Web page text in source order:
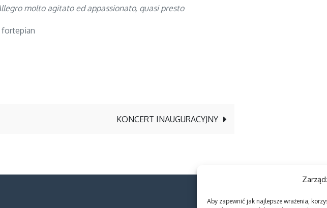
Aby zapewnić jak najlepsze wrażenia,
molto agitato ed appassionato, quasi presto
fortepian
KONCERT INAUGURACYJNY